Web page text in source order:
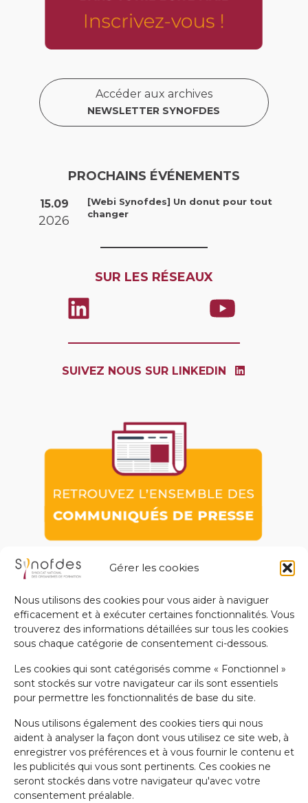
Gérer les cookies
Nous utilisons des cookies pour vous aider à naviguer
efficacement et à exécuter certaines fonctionnalités. Vous
trouverez des informations détaillées sur tous les cookies
sous chaque catégorie de consentement ci-dessous.
Les cookies qui sont catégorisés comme « Fonctionnel »
sont stockés sur votre navigateur car ils sont essentiels
pour permettre les fonctionnalités de base du site.
Nous utilisons également des cookies tiers qui nous
aident à analyser la façon dont vous utilisez ce site web, à
enregistrer vos préférences et à vous fournir le contenu et
les publicités qui vous sont pertinents. Ces cookies ne
seront stockés dans votre navigateur qu'avec votre
consentement préalable.
Accéder aux archives
NEWSLETTER SYNOFDES
PROCHAINS ÉVÉNEMENTS
15.09
2026
[Webi Synofdes] Un donut pour tout
changer
SUR LES RÉSEAUX
SUIVEZ NOUS SUR LINKEDIN
Le Synofdes est une organisation professionnelle représentative des
Synofdes c/o Hexopée
88 Rue Marcel Bourdarias CS 70014 94146 Alfortville Cedex
synofdes@synofdes.org
ESPACE ADHÉRENT
ESPACE PRESSE